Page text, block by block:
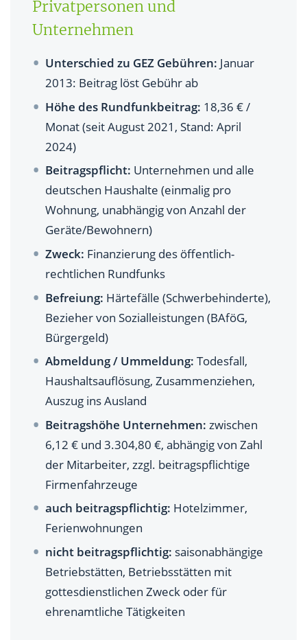
Wann ist eine Befreiung vom Rundfunkbeitrag für
Wann ist eine Abmeldung vom Rundfunkbeitrag für
Wie kann ich mich vom Rundfunkbeitrag abmelden
oder befreien lassen?
Wie hoch ist der Rundfunkbeitrag für Unternehmen?
Wie wird der Rundfunkbeitrag für Unternehmen
Wann müssen Unternehmen Rundfunkbeitrag für
Firmenfahrzeuge zahlen?
Wie hoch ist der Rundfunkbeitrag bei Hotelzimmern
und Ferienwohnungen?
Wie hoch ist der Rundfunkbeitrag bei
saisonabhängigen Betriebsstätten?
Welche Betriebsstätten sind vom Rundfunkbeitrag
befreit?
FAQ rund ums Thema Rundfunkbeitrag
Privatpersonen und
Unternehmen
Unterschied zu GEZ Gebühren: Januar
2013: Beitrag löst Gebühr ab
Höhe des Rundfunkbeitrag: 18,36 € /
Monat (seit August 2021, Stand: April
2024)
Beitragspflicht: Unternehmen und alle
deutschen Haushalte (einmalig pro
Wohnung, unabhängig von Anzahl der
Geräte/Bewohnern)
Zweck: Finanzierung des öffentlich-
rechtlichen Rundfunks
Befreiung: Härtefälle (Schwerbehinderte),
Bezieher von Sozialleistungen (BAföG,
Bürgergeld)
Abmeldung / Ummeldung: Todesfall,
Haushaltsauflösung, Zusammenziehen,
Auszug ins Ausland
Beitragshöhe Unternehmen: zwischen
6,12 € und 3.304,80 €, abhängig von Zahl
der Mitarbeiter, zzgl. beitragspflichtige
Firmenfahrzeuge
auch beitragspflichtig: Hotelzimmer,
Ferienwohnungen
nicht beitragspflichtig: saisonabhängige
Betriebstätten, Betriebsstätten mit
gottesdienstlichen Zweck oder für
ehrenamtliche Tätigkeiten